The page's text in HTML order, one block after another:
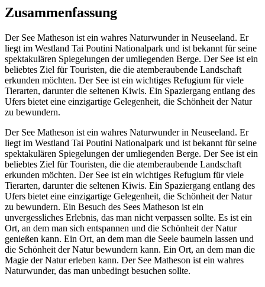
Zusammenfassung
Der See Matheson ist ein wahres Naturwunder in Neuseeland. Er
liegt im Westland Tai Poutini Nationalpark und ist bekannt für seine
spektakulären Spiegelungen der umliegenden Berge. Der See ist ein
beliebtes Ziel für Touristen, die die atemberaubende Landschaft
erkunden möchten. Der See ist ein wichtiges Refugium für viele
Tierarten, darunter die seltenen Kiwis. Ein Spaziergang entlang des
Ufers bietet eine einzigartige Gelegenheit, die Schönheit der Natur
zu bewundern.
Der See Matheson ist ein wahres Naturwunder in Neuseeland. Er
liegt im Westland Tai Poutini Nationalpark und ist bekannt für seine
spektakulären Spiegelungen der umliegenden Berge. Der See ist ein
beliebtes Ziel für Touristen, die die atemberaubende Landschaft
erkunden möchten. Der See ist ein wichtiges Refugium für viele
Tierarten, darunter die seltenen Kiwis. Ein Spaziergang entlang des
Ufers bietet eine einzigartige Gelegenheit, die Schönheit der Natur
zu bewundern. Ein Besuch des Sees Matheson ist ein
unvergessliches Erlebnis, das man nicht verpassen sollte. Es ist ein
Ort, an dem man sich entspannen und die Schönheit der Natur
genießen kann. Ein Ort, an dem man die Seele baumeln lassen und
die Schönheit der Natur bewundern kann. Ein Ort, an dem man die
Magie der Natur erleben kann. Der See Matheson ist ein wahres
Naturwunder, das man unbedingt besuchen sollte.